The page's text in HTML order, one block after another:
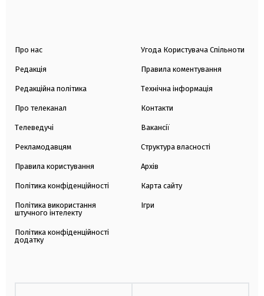
Про нас
Редакція
Редакційна політика
Про телеканал
Телеведучі
Рекламодавцям
Правила користування
Політика конфіденційності
Політика використання
штучного інтелекту
Політика конфіденційності
додатку
Угода Користувача Спільноти
Правила коментування
Технічна інформація
Контакти
Вакансії
Структура власності
Архів
Карта сайту
Ігри